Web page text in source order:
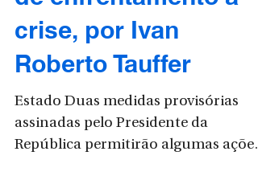
de enfrentamento à
crise, por Ivan
Roberto Tauffer
Estado Duas medidas provisórias
assinadas pelo Presidente da